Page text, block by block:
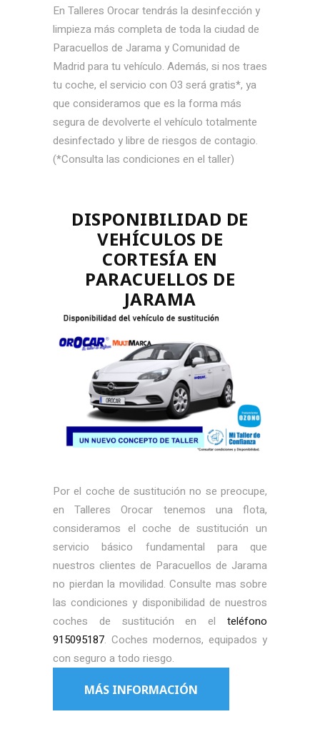
En Talleres Orocar tendrás la desinfección y
limpieza más completa de toda la ciudad de
Paracuellos de Jarama y Comunidad de
Madrid para tu vehículo. Además, si nos traes
tu coche, el servicio con O3 será gratis*, ya
que consideramos que es la forma más
segura de devolverte el vehículo totalmente
desinfectado y libre de riesgos de contagio.
(*Consulta las condiciones en el taller)
DISPONIBILIDAD DE
VEHÍCULOS DE
CORTESÍA EN
PARACUELLOS DE
JARAMA
Por el coche de sustitución no se preocupe,
en Talleres Orocar tenemos una flota,
consideramos el coche de sustitución un
servicio básico fundamental para que
nuestros clientes de Paracuellos de Jarama
no pierdan la movilidad. Consulte mas sobre
las condiciones y disponibilidad de nuestros
coches de sustitución en el teléfono
915095187. Coches modernos, equipados y
con seguro a todo riesgo.
MÁS INFORMACIÓN